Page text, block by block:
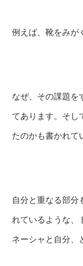
例えば、靴をみが
なぜ、その課題を
てあります。そし
たのかも書かれて
自分と重なる部分
れているような、
ネーシャと自分、